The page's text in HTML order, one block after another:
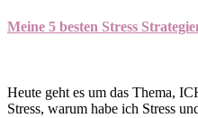
Meine 5 besten Stress
Heute geht es um das Thema,
Stress, warum habe ich Stress